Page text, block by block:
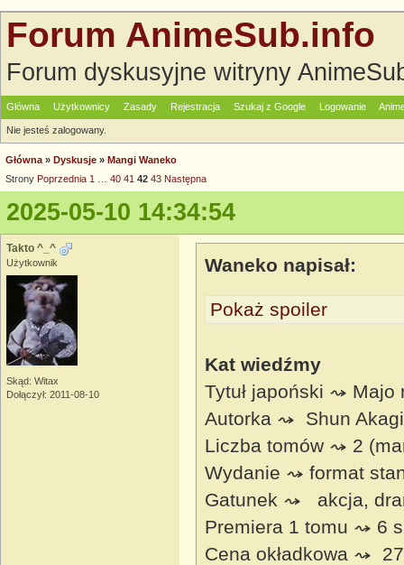
Forum AnimeSub.info
Forum dyskusyjne witryny
Główna Użytkownicy Zasady Rejestracja Szukaj z Google Logowanie
Nie jesteś zalogowany.
Główna » Dyskusje » Mangi Waneko
Strony Poprzednia 1 40 41 42 43 Następna
2025-05-10 14:34:54
Takto ^_^
Użytkownik
Skąd: Witax
Dołączył: 2011-08-10
Waneko napisał:
Pokaż spoiler
Kat wiedźmy
Tytuł japoński ⤳ Majo
Autorka ⤳ Shun Akagi
Liczba tomów ⤳ 2
Wydanie ⤳ format
Gatunek ⤳ akcja,
Premiera 1 tomu ⤳ 6
Cena okładkowa ⤳